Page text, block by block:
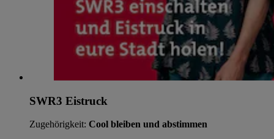
SWR3 Eistruck
Zugehörigkeit: Cool bleiben und abstimmen